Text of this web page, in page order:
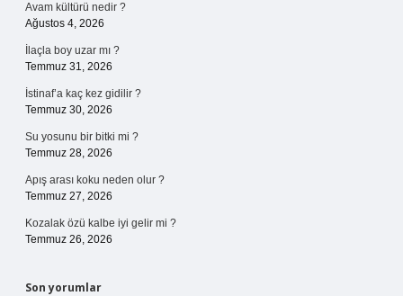
Avam kültürü nedir ?
Ağustos 4, 2026
İlaçla boy uzar mı ?
Temmuz 31, 2026
İstinaf’a kaç kez gidilir ?
Temmuz 30, 2026
Su yosunu bir bitki mi ?
Temmuz 28, 2026
Apış arası koku neden olur ?
Temmuz 27, 2026
Kozalak özü kalbe iyi gelir mi ?
Temmuz 26, 2026
Son yorumlar